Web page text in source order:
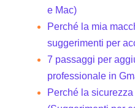
e Mac)
Perché la mia
suggerimenti per
7 passaggi per
professionale in
Perché la